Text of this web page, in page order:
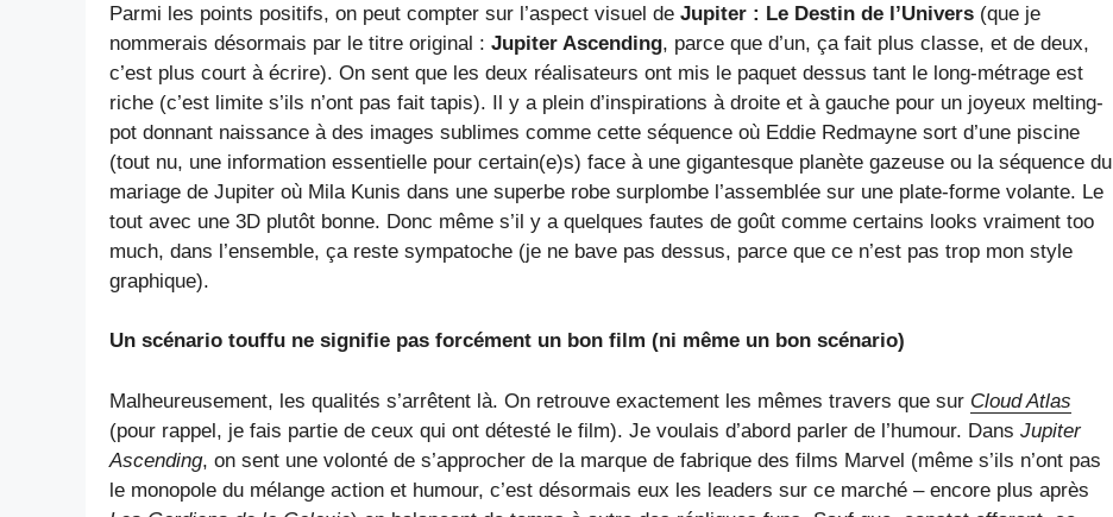
Parmi les points positifs, on peut compter sur l’aspect visuel de Jupiter : Le Destin de l’Univers (que je
nommerais désormais par le titre original : Jupiter Ascending, parce que d’un, ça fait plus classe, et de deux,
c’est plus court à écrire). On sent que les deux réalisateurs ont mis le paquet dessus tant le long-métrage est
riche (c’est limite s’ils n’ont pas fait tapis). Il y a plein d’inspirations à droite et à gauche pour un joyeux melting-
pot donnant naissance à des images sublimes comme cette séquence où Eddie Redmayne sort d’une piscine
(tout nu, une information essentielle pour certain(e)s) face à une gigantesque planète gazeuse ou la séquence du
mariage de Jupiter où Mila Kunis dans une superbe robe surplombe l’assemblée sur une plate-forme volante. Le
tout avec une 3D plutôt bonne. Donc même s’il y a quelques fautes de goût comme certains looks vraiment too
much, dans l’ensemble, ça reste sympatoche (je ne bave pas dessus, parce que ce n’est pas trop mon style
graphique).
Un scénario touffu ne signifie pas forcément un bon film (ni même un bon scénario)
Malheureusement, les qualités s’arrêtent là. On retrouve exactement les mêmes travers que sur Cloud Atlas
(pour rappel, je fais partie de ceux qui ont détesté le film). Je voulais d’abord parler de l’humour. Dans Jupiter
Ascending, on sent une volonté de s’approcher de la marque de fabrique des films Marvel (même s’ils n’ont pas
le monopole du mélange action et humour, c’est désormais eux les leaders sur ce marché – encore plus après